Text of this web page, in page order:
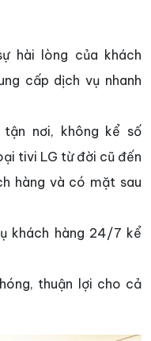
hài lòng của khách
cấp dịch vụ nhanh
tận nơi, không kể số
tivi LG từ đời cũ đến
hàng và có mặt sau
khách hàng 24/7 kể
thuận lợi cho cả